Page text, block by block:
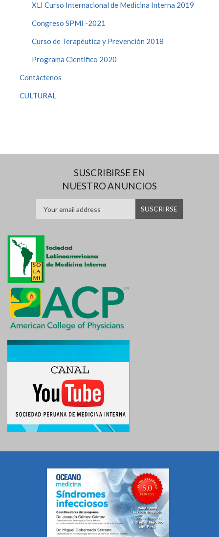
XLI Curso Internacional de Medicina Interna 2019
Congreso SPMI -2021
Curso de Terapéutica y Prevención 2018
Programa Cientifico 2020
Contáctenos
CULTURAL
SUSCRIBIRSE EN
NUESTRO ANUNCIOS